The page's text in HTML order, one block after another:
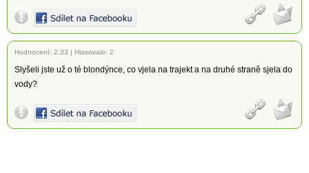
Hodnocení: 2.33 | Hlasovalo: 2
Slyšeli jste už o té blondýnce, co vjela na trajekt a na druhé straně sjela do
vody?